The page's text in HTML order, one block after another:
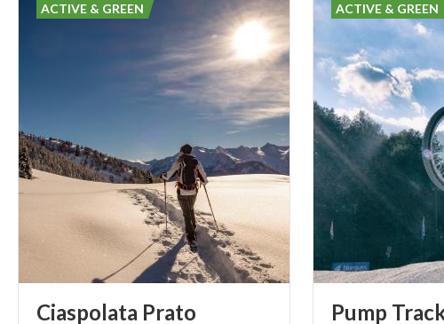
Ciaspolata Prato
ACTIVE & GREEN
Pump
ACTIVE & GREEN